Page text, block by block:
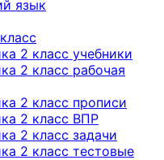
язык
2 класс учебники
2 класс рабочая
2 класс прописи
2 класс ВПР
2 класс задачи
2 класс тестовые